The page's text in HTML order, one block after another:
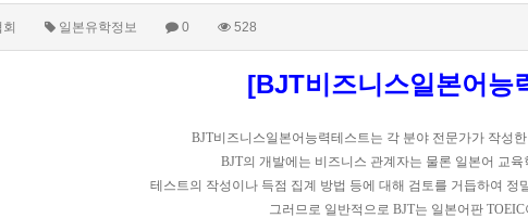
일본유학정보 0 528
[BJT비즈니스일본어능
BJT비즈니스일본어능력테스트는 각 분야 전문가가 작성
BJT의 개발에는 비즈니스 관계자는 물론 일본어 교
테스트의 작성이나 득점 집계 방법 등에 대해 검토를 거듭하여
그러므로 일반적으로 BJT는 일본어판